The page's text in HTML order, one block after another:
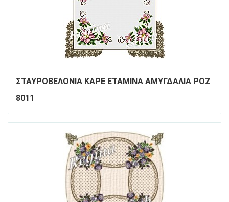
ΣΤΑΥΡΟΒΕΛΟΝΙΑ ΚΑΡΕ ΕΤΑΜΙΝΑ ΑΜΥΓΔΑΛΙΑ ΡΟΖ
8011